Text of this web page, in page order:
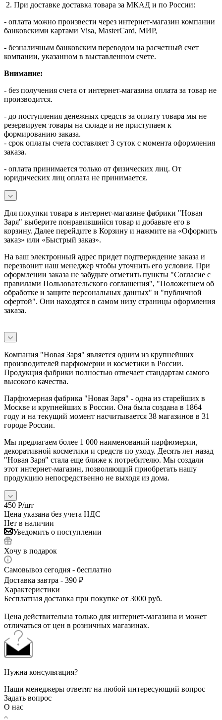
2. При доставке доставка товара за МКАД и по России:
- оплата можно произвести через интернет-магазин компании
банковскими картами Visa, MasterСard, МИР,
- безналичным банковским переводом на расчетный счет
компании, указанном в выставленном счете.
Внимание:
- без получения счета от интернет-магазина оплата за товар не
производится.
- до поступления денежных средств за оплату товара мы не
резервируем товары на складе и не приступаем к
формированию заказа.
- срок оплаты счета составляет 3 суток с момента оформления
заказа.
- оплата принимается только от физических лиц. От
юридических лиц оплата не принимается.
Для покупки товара в интернет-магазине фабрики "Новая
Заря" выберите понравившийся товар и добавьте его в
корзину. Далее перейдите в Корзину и нажмите на «Оформить
заказ» или «Быстрый заказ».
На ваш электронный адрес придет подтверждение заказа и
перезвонит наш менеджер чтобы уточнить его условия. При
оформлении заказа не забудьте отметить пункты "Согласие с
правилами Пользовательского соглашения", "Положением об
обработке и защите персональных данных" и "публичной
офертой". Они находятся в самом низу страницы оформления
заказа.
Компания "Новая Заря" является одним из крупнейших
производителей парфюмерии и косметики в России.
Продукция фабрики полностью отвечает стандартам самого
высокого качества.
Парфюмерная фабрика "Новая Заря" - одна из старейших в
Москве и крупнейших в России. Она была создана в 1864
году и на текущий момент насчитывается 38 магазинов в 31
городе России.
Мы предлагаем более 1 000 наименований парфюмерии,
декоративной косметики и средств по уходу. Десять лет назад
"Новая Заря" стала еще ближе к потребителю. Мы создали
этот интернет-магазин, позволяющий приобретать нашу
продукцию непосредственно не выходя из дома.
450 Р/шт
Цена указана без учета НДС
Нет в наличии
Уведомить о поступлении
Хочу в подарок
Самовывоз сегодня - бесплатно
Доставка завтра - 390 ₽
Характеристики
Бесплатная доставка при покупке от 3000 руб.
Цена действительна только для интернет-магазина и может
отличаться от цен в розничных магазинах.
Нужна консультация?
Наши менеджеры ответят на любой интересующий вопрос
Задать вопрос
О нас